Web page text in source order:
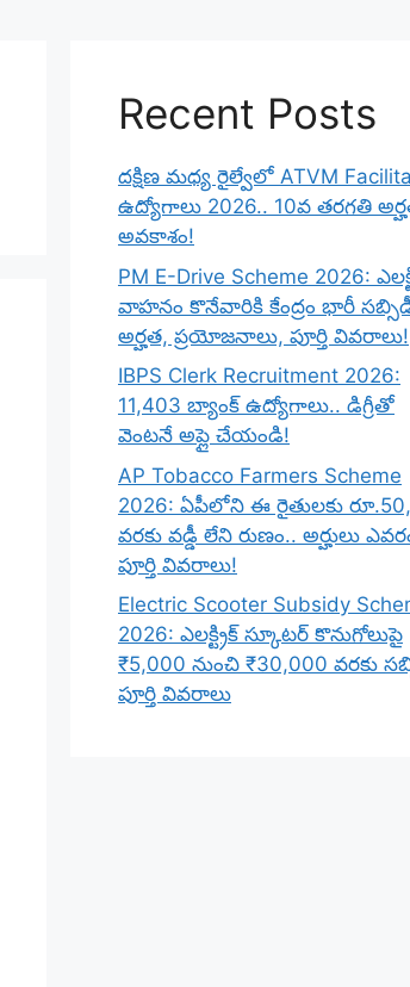
Recent Posts
దక్షిణ మధ్య రైల్వేలో ATVM
ఉద్యోగాలు 2026.. 10వ తరగతి
అవకాశం!
PM E-Drive Scheme 2026:
వాహనం కొనేవారికి కేంద్రం భారీ
అర్హత, ప్రయోజనాలు, పూర్తి వివరాలు!
IBPS Clerk Recruitment 2026:
11,403 బ్యాంక్ ఉద్యోగాలు.. డిగ్రీతో
వెంటనే అప్లై చేయండి!
AP Tobacco Farmers Scheme
2026: ఏపీలోని ఈ రైతులకు
వరకు వడ్డీ లేని రుణం.. అర్హులు
పూర్తి వివరాలు!
Electric Scooter Subsidy
2026: ఎలక్ట్రిక్ స్కూటర్ కొనుగోలుపై
₹5,000 నుంచి ₹30,000 వరకు
పూర్తి వివరాలు